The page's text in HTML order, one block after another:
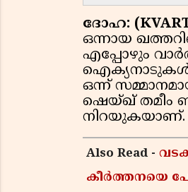
ദോഹ:
ഒന്നായ
എപ്പോഴും
ഒന്ന്
ഷെയ്ഖ് തമീം
നിറയുകയാണ്.
Also Read -
കീർത്തനയെ